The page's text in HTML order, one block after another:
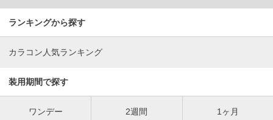
ランキングから探す
カラコン人気ランキング
装用期間で探す
ワンデー 2週間 1ヶ月